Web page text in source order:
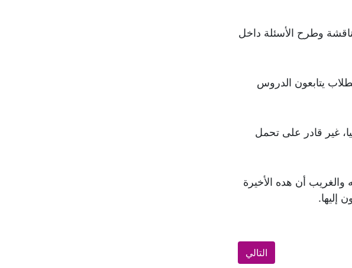
وطرح الأسئلة داخل
يتابعون الدروس
غير قادر على تحمل
أن هده الأخيرة
إليها.
التالي